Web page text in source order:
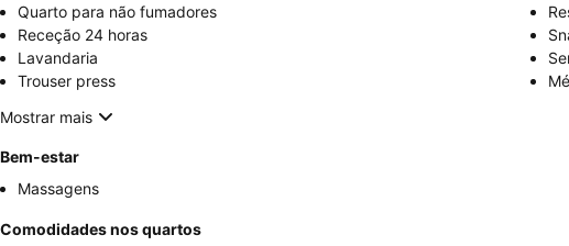
Quarto para não fumadores
Receção 24 horas
Lavandaria
Trouser press
Mostrar mais
Bem-estar
Massagens
Comodidades nos quartos